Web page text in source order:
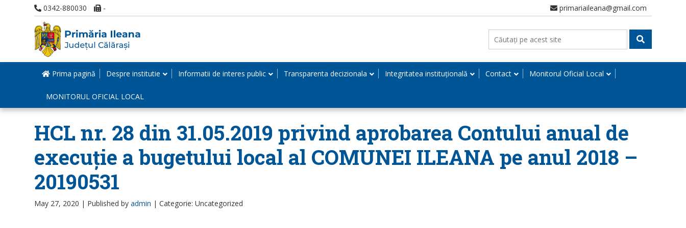
0342-880030 - primariaileana@gmail.com
Prima pagină Despre institutie Informatii de interes public Transparenta decizionala Integritatea instituțională Contact Monitorul Oficial Local
MONITORUL OFICIAL LOCAL
HCL nr. 28 din 31.05.2019 privind aprobarea Contului anual de
execuție a bugetului local al COMUNEI ILEANA pe anul 2018 –
20190531
May 27, 2020 | Published by admin | Categorie: Uncategorized